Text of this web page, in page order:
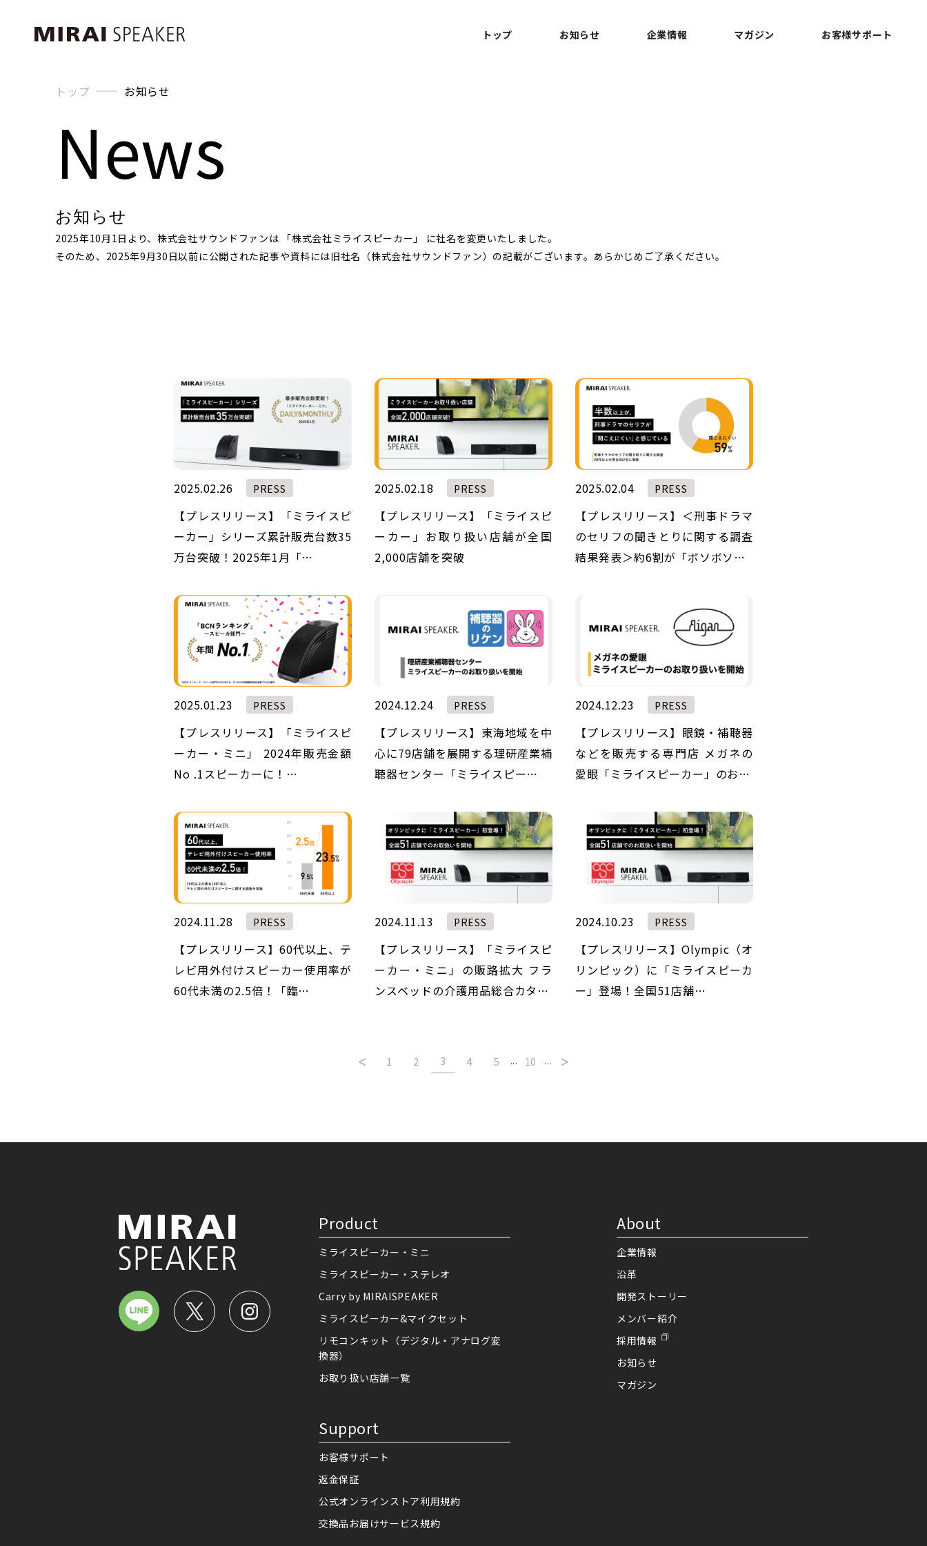
トップ お知らせ 企業情報 マガジン お客様サポート
トップ お知らせ
News
お知らせ
2025年10月1日より、株式会社サウンドファンは 「株式会社ミライスピーカー」 に社名を変更いたしました。
そのため、2025年9月30日以前に公開された記事や資料には旧社名（株式会社サウンドファン）の記載がございます。あらかじめご了承ください。
2025.02.26 PRESS
【プレスリリース】「ミライスピ
ーカー」シリーズ累計販売台数35
万台突破！2025年1月「…
2025.02.18 PRESS
【プレスリリース】「ミライスピ
ーカー」お取り扱い店舗が全国
2,000店舗を突破
2025.02.04 PRESS
【プレスリリース】＜刑事ドラマ
のセリフの聞きとりに関する調査
結果発表＞約6割が「ボソボソ…
2025.01.23 PRESS
【プレスリリース】「ミライスピ
ーカー・ミニ」 2024年販売金額
No .1スピーカーに！…
2024.12.24 PRESS
【プレスリリース】東海地域を中
心に79店舗を展開する理研産業補
聴器センター「ミライスピー…
2024.12.23 PRESS
【プレスリリース】眼鏡・補聴器
などを販売する専門店 メガネの
愛眼「ミライスピーカー」のお…
2024.11.28 PRESS
【プレスリリース】60代以上、テ
レビ用外付けスピーカー使用率が
60代未満の2.5倍！「臨…
2024.11.13 PRESS
【プレスリリース】「ミライスピ
ーカー・ミニ」の販路拡大 フラ
ンスベッドの介護用品総合カタ…
2024.10.23 PRESS
【プレスリリース】Olympic（オ
リンピック）に「ミライスピーカ
ー」登場！全国51店舗…
＜ 1 2 3 4 5 ... 10 ... ＞
Product
ミライスピーカー・ミニ
ミライスピーカー・ステレオ
Carry by MIRAISPEAKER
ミライスピーカー&マイクセット
リモコンキット（デジタル・アナログ変
換器）
お取り扱い店舗一覧
Support
お客様サポート
返金保証
公式オンラインストア利用規約
交換品お届けサービス規約
About
企業情報
沿革
開発ストーリー
メンバー紹介
採用情報
お知らせ
マガジン